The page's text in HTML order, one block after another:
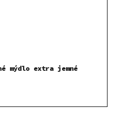
mýdlo extra jemné